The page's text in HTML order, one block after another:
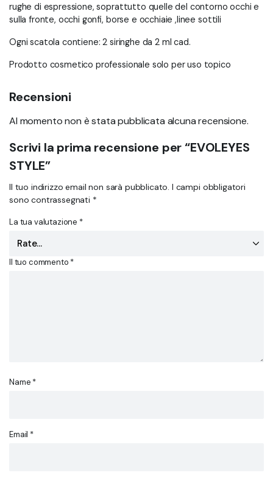
rughe di espressione, soprattutto quelle del contorno occhi e
sulla fronte, occhi gonfi, borse e occhiaie ,linee sottili
Ogni scatola contiene: 2 siringhe da 2 ml cad.
Prodotto cosmetico professionale solo per uso topico
Recensioni
Al momento non è stata pubblicata alcuna recensione.
Scrivi la prima recensione per “EVOLEYES
STYLE”
Il tuo indirizzo email non sarà pubblicato. I campi obbligatori
sono contrassegnati *
La tua valutazione *
Il tuo commento *
Name *
Email *